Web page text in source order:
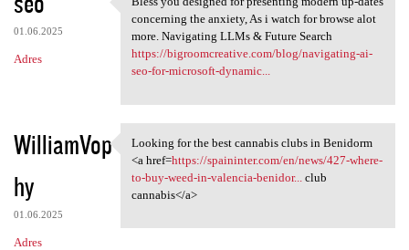
o
m
e
a
r
z
e
01.06.2025
Adres
Bless you designed for
concerning the anxiety, As i watch for browse alot
more. Navigating LLMs & Future Search
https://bigroomcreative.com/blog/navigating-ai-
seo-for-microsoft-dynamic...
WilliamVop
hy
01.06.2025
Adres
Looking for the best cannabis
Looking for the best cannabis clubs in Benidorm
<a href=https://spaininter.com/en/news/427-where-
to-buy-weed-in-valencia-benidor...
club
cannabis</a>